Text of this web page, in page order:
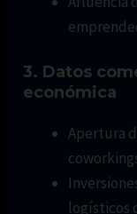
3. Datos
económica
Apertura
logísticos